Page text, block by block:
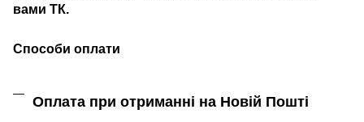
вами ТК.
Способи оплати
Оплата при отриманні на Новій Пошті